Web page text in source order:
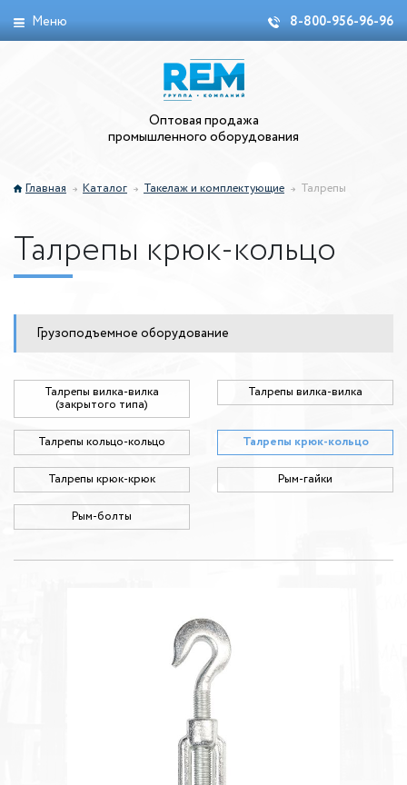
Меню 8-800-956-96-96
Оптовая продажа
промышленного оборудования
Главная Каталог Такелаж и комплектующие Талрепы
Талрепы крюк-кольцо
Грузоподъемное оборудование
Талрепы вилка-вилка
(закрытого типа)
Талрепы вилка-вилка
Талрепы кольцо-кольцо Талрепы крюк-кольцо
Талрепы крюк-крюк Рым-гайки
Рым-болты